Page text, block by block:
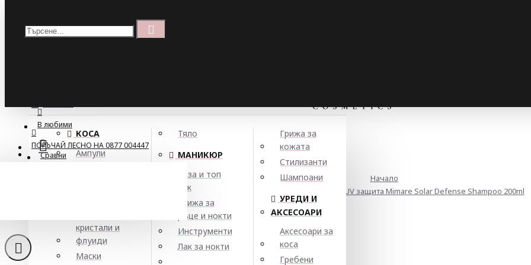
Кошница
В любими
Сравни
КОСА
Ампули
кристали и
флуиди
Маски
Тяло
МАНИКЮР
База и топ
лак
Грижа за
ръце и нокти
Инструменти
Лак за нокти
Грижа за
кожата
Стилизанти
Шампоани
УРЕДИ И
АКСЕСОАРИ
Аксесоари за
коса
Гребени
ПОРЪЧАЙ ЛЕСНО НА 0877 004447
Начало
Хидратиращ шампоан с UV защита Mimare Solar Defense Shampoo 200ml